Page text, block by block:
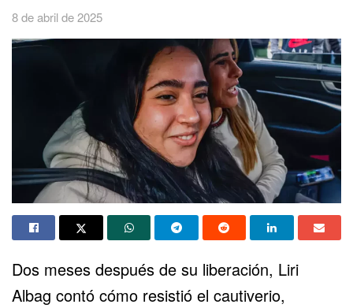
8 de abril de 2025
Dos meses después de su liberación, Liri
Albag contó cómo resistió el cautiverio,